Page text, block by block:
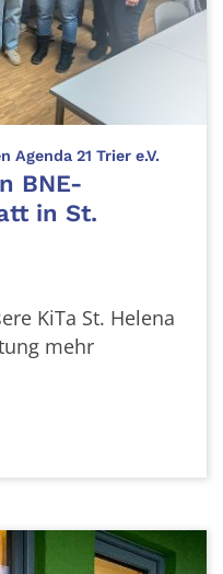
21 Trier e.V.:
BNE-
in St.
KiTa St. Helena
mehr